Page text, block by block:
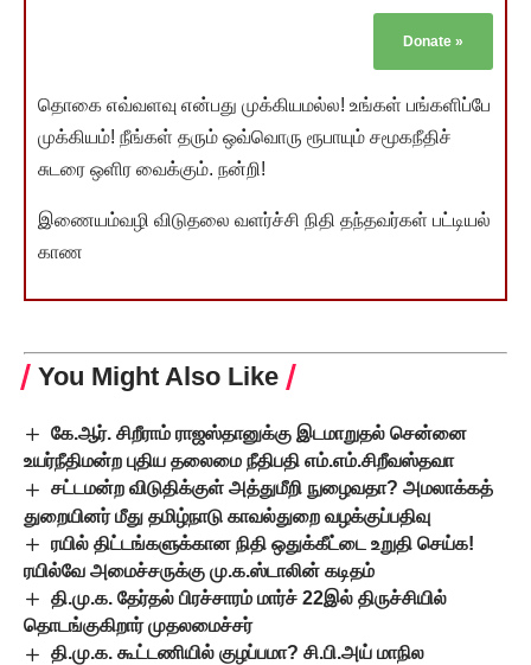
Donate »
தொகை எவ்வளவு என்பது முக்கியமல்ல! உங்கள் பங்களிப்பே
முக்கியம்! நீங்கள் தரும் ஒவ்வொரு ரூபாயும் சமூகநீதிச்
சுடரை ஒளிர வைக்கும். நன்றி!
இணையம்வழி விடுதலை வளர்ச்சி நிதி தந்தவர்கள் பட்டியல்
காண
You Might Also Like
கே.ஆர். சிறீராம் ராஜஸ்தானுக்கு இடமாறுதல் சென்னை
உயர்நீதிமன்ற புதிய தலைமை நீதிபதி எம்.எம்.சிறீவஸ்தவா
சட்டமன்ற விடுதிக்குள் அத்துமீறி நுழைவதா? அமலாக்கத்
துறையினர் மீது தமிழ்நாடு காவல்துறை வழக்குப்பதிவு
ரயில் திட்டங்களுக்கான நிதி ஒதுக்கீட்டை உறுதி செய்க!
ரயில்வே அமைச்சருக்கு மு.க.ஸ்டாலின் கடிதம்
தி.மு.க. தேர்தல் பிரச்சாரம் மார்ச் 22இல் திருச்சியில்
தொடங்குகிறார் முதலமைச்சர்
தி.மு.க. கூட்டணியில் குழப்பமா? சி.பி.அய் மாநில